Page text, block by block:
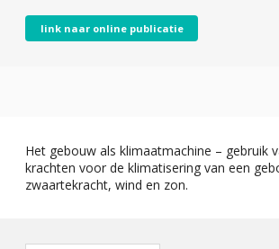
link naar online publicatie
Het gebouw als klimaatmachine – gebruik
krachten voor de klimatisering van een
zwaartekracht, wind en zon.